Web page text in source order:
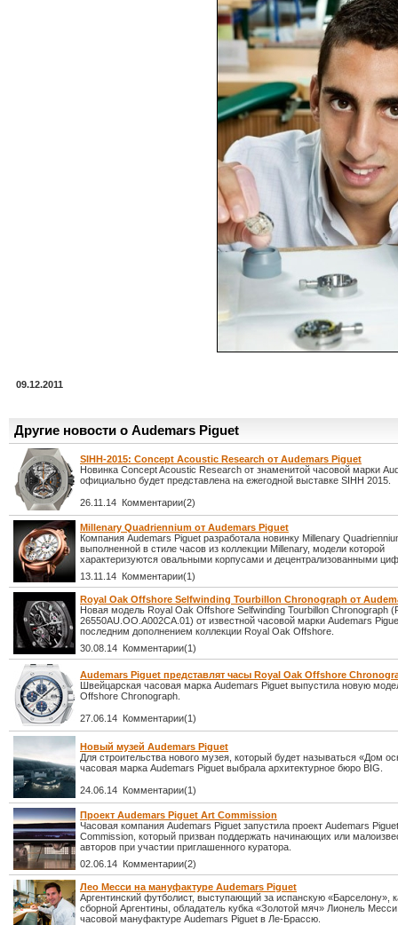
09.12.2011
Другие новости о Audemars Piguet
SIHH-2015: Concept Acoustic Research от Audemars Piguet
Новинка Concept Acoustic Research от знаменитой часовой марки
официально будет представлена на ежегодной выставке SIHH 2015.
26.11.14 Комментарии(2)
Millenary Quadriennium от Audemars Piguet
Компания Audemars Piguet разработала новинку Millenary
выполненной в стиле часов из коллекции Millenary, модели которой
характеризуются овальными корпусами и децентрализованными
13.11.14 Комментарии(1)
Royal Oak Offshore Selfwinding Tourbillon Chronograph от
Новая модель Royal Oak Offshore Selfwinding Tourbillon Chronograph
26550AU.OO.A002CA.01) от известной часовой марки Audemars
последним дополнением коллекции Royal Oak Offshore.
30.08.14 Комментарии(1)
Audemars Piguet представлят часы Royal Oak Offshore
Швейцарская часовая марка Audemars Piguet выпустила новую
Offshore Chronograph.
27.06.14 Комментарии(1)
Новый музей Audemars Piguet
Для строительства нового музея, который будет называться «Дом
часовая марка Audemars Piguet выбрала архитектурное бюро BIG.
24.06.14 Комментарии(1)
Проект Audemars Piguet Art Commission
Часовая компания Audemars Piguet запустила проект Audemars
Commission, который призван поддержать начинающих или
авторов при участии приглашенного куратора.
02.06.14 Комментарии(2)
Лео Месси на мануфактуре Audemars Piguet
Аргентинский футболист, выступающий за испанскую «Барселону»,
сборной Аргентины, обладатель кубка «Золотой мяч» Лионель
часовой мануфактуре Audemars Piguet в Ле-Брассю.